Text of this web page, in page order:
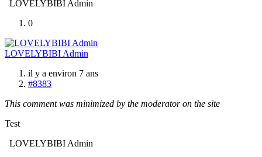
LOVELYBIBI Admin
0
LOVELYBIBI Admin
il y a environ 7 ans
#8383
This comment was minimized by the moderator on the site
Test
LOVELYBIBI Admin